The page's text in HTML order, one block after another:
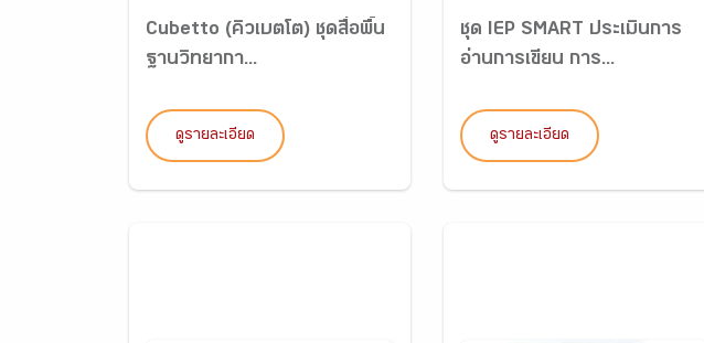
Cubetto (คิวเบตโต) ชุดสื่อพื้น
ฐานวิทยากา...
ดูรายละเอียด
ชุด IEP SMART ประเมินการ
อ่านการเขียน การ...
ดูรายละเอียด